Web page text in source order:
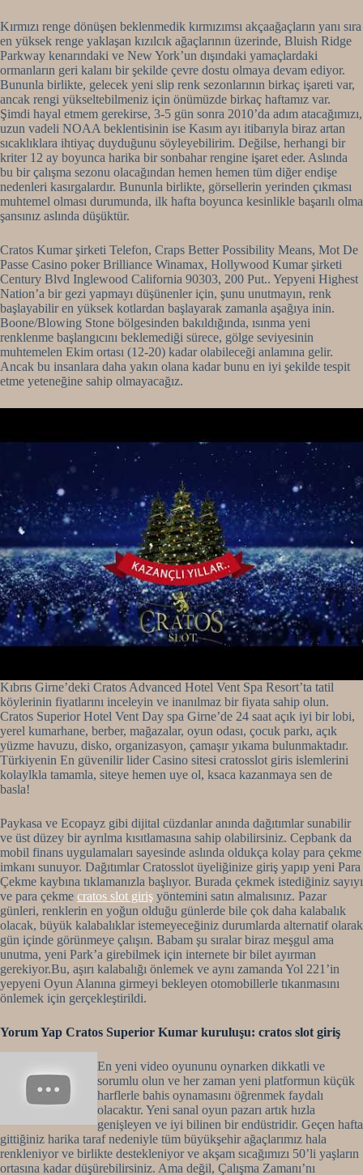
Kırmızı renge dönüşen beklenmedik kırmızımsı akçaağaçların yanı sıra
en yüksek renge yaklaşan kızılcık ağaçlarının üzerinde, Bluish Ridge
Parkway kenarındaki ve New York’un dışındaki yamaçlardaki
ormanların geri kalanı bir şekilde çevre dostu olmaya devam ediyor.
Bununla birlikte, gelecek yeni slip renk sezonlarının birkaç işareti var,
ancak rengi yükseltebilmeniz için önümüzde birkaç haftamız var.
Şimdi hayal etmem gerekirse, 3-5 gün sonra 2010’da adım atacağımızı,
uzun vadeli NOAA beklentisinin ise Kasım ayı itibarıyla biraz artan
sıcaklıklara ihtiyaç duyduğunu söyleyebilirim. Değilse, herhangi bir
kriter 12 ay boyunca harika bir sonbahar rengine işaret eder. Aslında
bu bir çalışma sezonu olacağından hemen hemen tüm diğer endişe
nedenleri kasırgalardır. Bununla birlikte, görsellerin yerinden çıkması
muhtemel olması durumunda, ilk hafta boyunca kesinlikle başarılı olma
şansınız aslında düşüktür.
Cratos Kumar şirketi Telefon, Craps Better Possibility Means, Mot De
Passe Casino poker Brilliance Winamax, Hollywood Kumar şirketi
Century Blvd Inglewood California 90303, 200 Put.. Yepyeni Highest
Nation’a bir gezi yapmayı düşünenler için, şunu unutmayın, renk
başlayabilir en yüksek kotlardan başlayarak zamanla aşağıya inin.
Boone/Blowing Stone bölgesinden bakıldığında, ısınma yeni
renklenme başlangıcını beklemediği sürece, gölge seviyesinin
muhtemelen Ekim ortası (12-20) kadar olabileceği anlamına gelir.
Ancak bu insanlara daha yakın olana kadar bunu en iyi şekilde tespit
etme yeteneğine sahip olmayacağız.
Kıbrıs Girne’deki Cratos Advanced Hotel Vent Spa Resort’ta tatil
köylerinin fiyatlarını inceleyin ve inanılmaz bir fiyata sahip olun.
Cratos Superior Hotel Vent Day spa Girne’de 24 saat açık iyi bir lobi,
yerel kumarhane, berber, mağazalar, oyun odası, çocuk parkı, açık
yüzme havuzu, disko, organizasyon, çamaşır yıkama bulunmaktadır.
Türkiyenin En güvenilir lider Casino sitesi cratosslot giris islemlerini
kolaylkla tamamla, siteye hemen uye ol, ksaca kazanmaya sen de
basla!
Paykasa ve Ecopayz gibi dijital cüzdanlar anında dağıtımlar sunabilir
ve üst düzey bir ayrılma kısıtlamasına sahip olabilirsiniz. Cepbank da
mobil finans uygulamaları sayesinde aslında oldukça kolay para çekme
imkanı sunuyor. Dağıtımlar Cratosslot üyeliğinize giriş yapıp yeni Para
Çekme kaybına tıklamanızla başlıyor. Burada çekmek istediğiniz sayıyı
ve para çekme cratos slot giriş yöntemini satın almalısınız. Pazar
günleri, renklerin en yoğun olduğu günlerde bile çok daha kalabalık
olacak, büyük kalabalıklar istemeyeceğiniz durumlarda alternatif olarak
gün içinde görünmeye çalışın. Babam şu sıralar biraz meşgul ama
unutma, yeni Park’a girebilmek için internete bir bilet ayırman
gerekiyor.Bu, aşırı kalabalığı önlemek ve aynı zamanda Yol 221’in
yepyeni Oyun Alanına girmeyi bekleyen otomobillerle tıkanmasını
önlemek için gerçekleştirildi.
Yorum Yap Cratos Superior Kumar kuruluşu: cratos slot giriş
En yeni video oyununu oynarken dikkatli ve
sorumlu olun ve her zaman yeni platformun küçük
harflerle bahis oynamasını öğrenmek faydalı
olacaktır. Yeni sanal oyun pazarı artık hızla
genişleyen ve iyi bilinen bir endüstridir. Geçen hafta
gittiğiniz harika taraf nedeniyle tüm büyükşehir ağaçlarımız hala
renkleniyor ve birlikte destekleniyor ve akşam sıcağımızı 50’li yaşların
ortasına kadar düşürebilirsiniz. Ama değil, Çalışma Zamanı’nı